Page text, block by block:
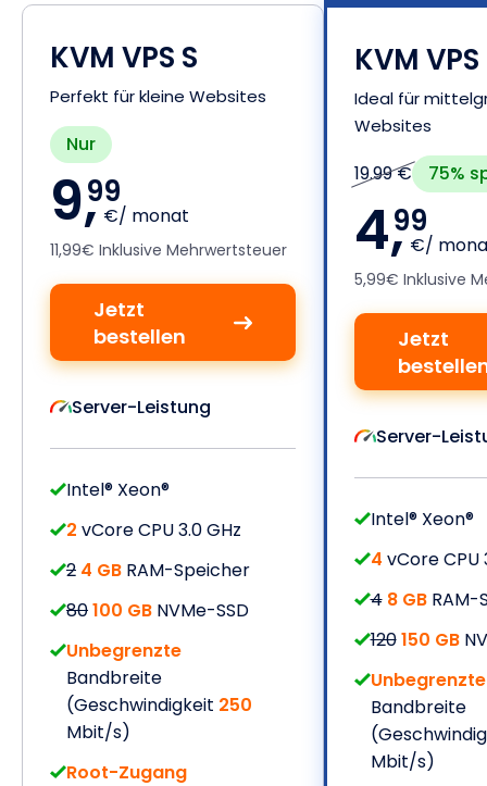
KVM VPS S
Perfekt für kleine Websites
Nur
9,99
€/ monat
11,99€ Inklusive Mehrwertsteuer
Jetzt
bestellen
Server-Leistung
Intel® Xeon®
2 vCore CPU 3.0 GHz
2 4 GB RAM-Speicher
80100 GB NVMe-SSD
Unbegrenzte
Bandbreite
(Geschwindigkeit 250
Mbit/s)
Root-Zugang
KVM
Ideal für
Websites
19.99 € 75%
4,99
€/
5,99€ Inklusive
Jetzt
Server-
Intel® Xeon®
4 vCore CPU
4 8 GBRAM-
120150 GB
Unbegrenzte
Bandbreite
Mbit/s)